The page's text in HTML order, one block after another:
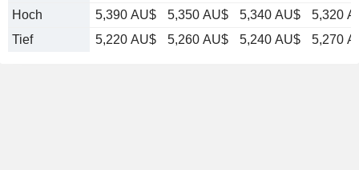
Hoch
5,390 AU$ 5,350 AU$ 5,340 AU$
5,320
Tief
5,220 AU$ 5,260 AU$ 5,240 AU$ 5,270